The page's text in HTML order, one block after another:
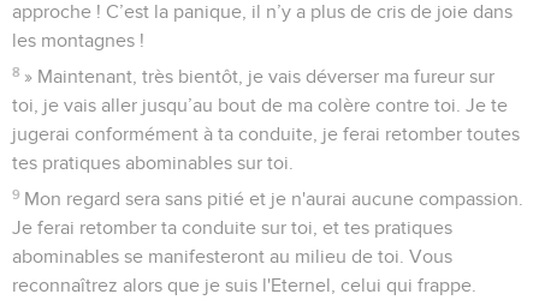
approche ! C’est la panique, il n’y a plus de cris de joie dans
les montagnes !
8 » Maintenant, très bientôt, je vais déverser ma fureur sur
toi, je vais aller jusqu’au bout de ma colère contre toi. Je te
jugerai conformément à ta conduite, je ferai retomber toutes
tes pratiques abominables sur toi.
9 Mon regard sera sans pitié et je n'aurai aucune compassion.
Je ferai retomber ta conduite sur toi, et tes pratiques
abominables se manifesteront au milieu de toi. Vous
reconnaîtrez alors que je suis l'Eternel, celui qui frappe.